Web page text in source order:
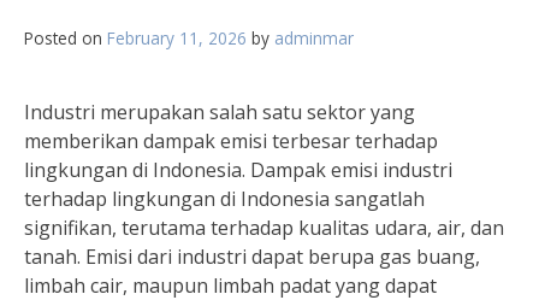
Posted on February 11, 2026 by adminmar
Industri merupakan salah satu sektor yang
memberikan dampak emisi terbesar terhadap
lingkungan di Indonesia. Dampak emisi industri
terhadap lingkungan di Indonesia sangatlah
signifikan, terutama terhadap kualitas udara, air, dan
tanah. Emisi dari industri dapat berupa gas buang,
limbah cair, maupun limbah padat yang dapat